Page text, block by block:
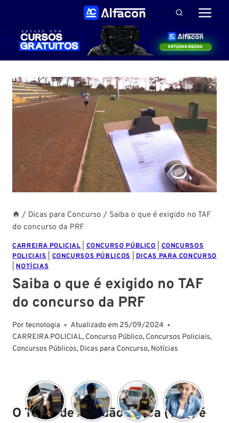
Conteúdo
/ Dicas para Concurso / Saiba o que é exigido no TAF
do concurso da PRF
CARREIRA POLICIAL|CONCURSO PÚBLICO|CONCURSOS
POLICIAIS|CONCURSOS PÚBLICOS|DICAS PARA CONCURSO
|NOTÍCIAS
Saiba o que é exigido no TAF
do concurso da PRF
Portecnologia Atualizado em 25/09/2024
CARREIRA POLICIAL, Concurso Público, Concursos Policiais,
Concursos Públicos, Dicas para Concurso, Notícias
O Teste de Aptidão Física (TAF) é